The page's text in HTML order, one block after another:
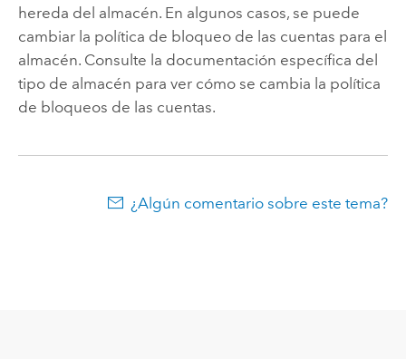
hereda del almacén. En algunos casos, se puede
cambiar la política de bloqueo de las cuentas para el
almacén. Consulte la documentación específica del
tipo de almacén para ver cómo se cambia la política
de bloqueos de las cuentas.
¿Algún comentario sobre este tema?